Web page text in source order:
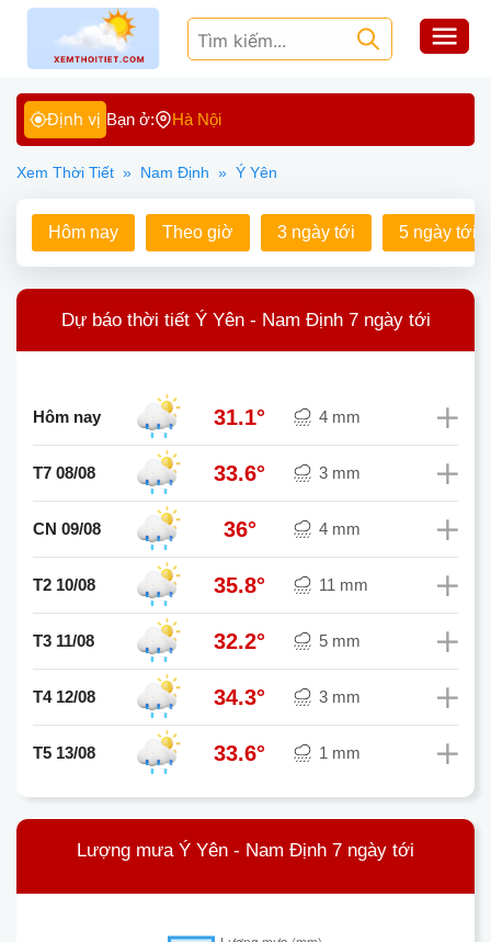
Định vị Bạn ở: Hà Nội
Xem Thời Tiết » Nam Định » Ý Yên
Hôm nay Theo giờ 3 ngày tới 5 ngày tới
Dự báo thời tiết Ý Yên - Nam Định 7 ngày tới
Hôm nay 31.1° 4 mm
T7 08/08 33.6° 3 mm
CN 09/08 36° 4 mm
T2 10/08 35.8° 11 mm
T3 11/08 32.2° 5 mm
T4 12/08 34.3° 3 mm
T5 13/08 33.6° 1 mm
Lượng mưa Ý Yên - Nam Định 7 ngày tới